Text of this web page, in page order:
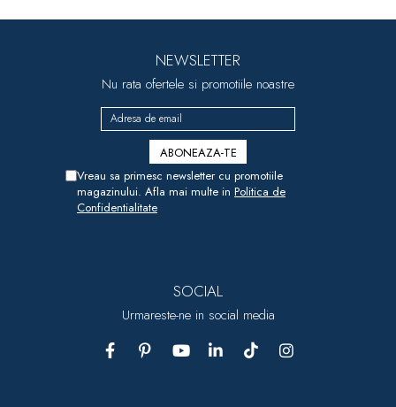
NEWSLETTER
Nu rata ofertele si promotiile noastre
Vreau sa primesc newsletter cu promotiile
magazinului. Afla mai multe in Politica de
Confidentialitate
SOCIAL
Urmareste-ne in social media